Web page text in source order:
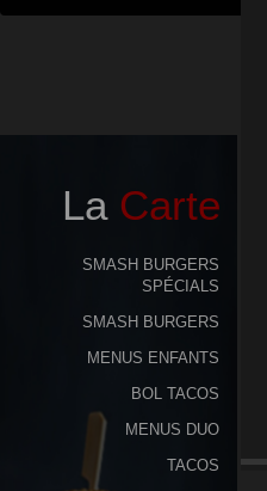
Charte
Mentions
Programme
De
Fidélité
Vos
La Carte
SMASH BURGERS
SPÉCIALS
SMASH BURGERS
MENUS ENFANTS
BOL TACOS
MENUS DUO
TACOS